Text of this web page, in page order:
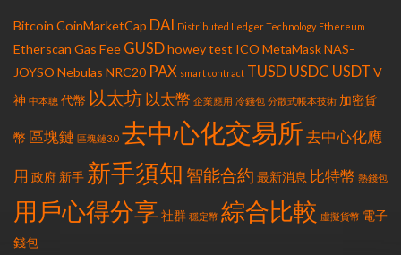
Bitcoin CoinMarketCap DAI Distributed Ledger Technology Ethereum
Etherscan Gas Fee GUSDhowey test ICO MetaMaskNAS-
JOYSO Nebulas NRC20 PAX smart contract TUSD USDC USDT V
神 中本聰 代幣 以太坊 以太幣 企業應用 冷錢包 分散式帳本技術 加密貨
幣 區塊鏈 區塊鏈3.0 去中心化交易所 去中心化應
用 政府 新手 新手須知 智能合約 最新消息 比特幣 熱錢包
用戶心得分享 社群 穩定幣 綜合比較 虛擬貨幣 電子
錢包